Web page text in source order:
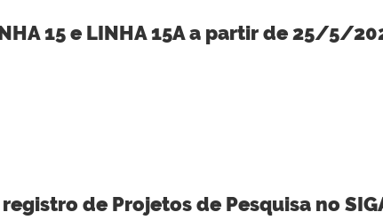
15 e LINHA 15A a partir de 25/5/
de Projetos de Pesquisa no